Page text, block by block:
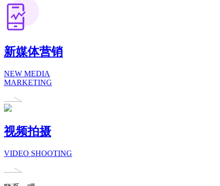
新媒体营销
NEW MEDIA
MARKETING
视频拍摄
VIDEO SHOOTING